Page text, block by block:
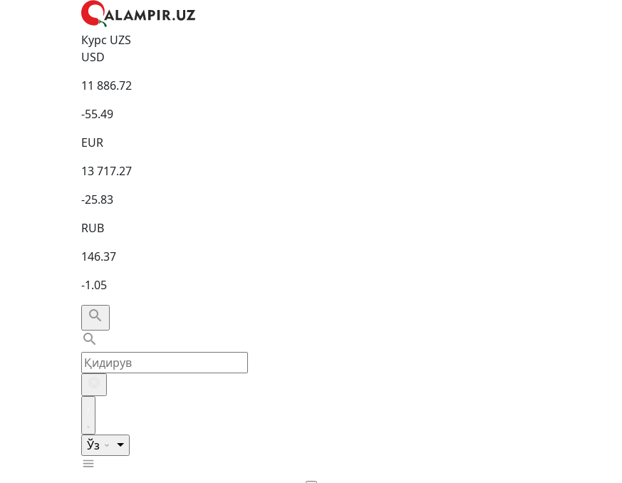
Курс UZS
USD
11 886.72
-55.49
EUR
13 717.27
-25.83
RUB
146.37
-1.05
Ўз